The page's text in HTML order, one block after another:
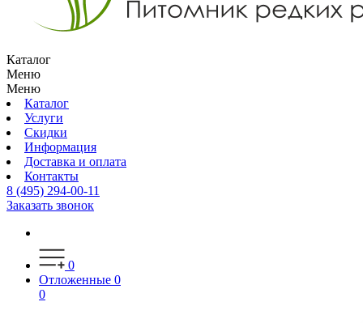
Каталог
Меню
Меню
Каталог
Услуги
Скидки
Информация
Доставка и оплата
Контакты
8 (495) 294-00-11
Заказать звонок
0
Отложенные 0
0